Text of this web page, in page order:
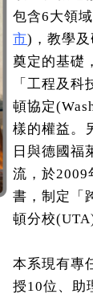
包含6大領
市)，教學
奠定的基礎
「工程及
頓協定
樣的權益。
日與德國福
流，於2009
書，制定「
頓分校
本系現有專
授10位、助